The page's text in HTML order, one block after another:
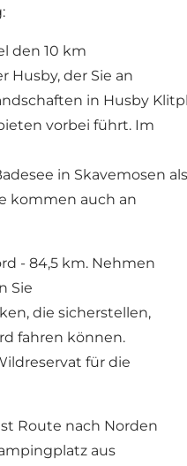
den 10 km
Husby, der Sie an
in Husby
vorbei führt. Im
in Skavemosen als
kommen auch an
- 84,5 km. Nehmen
Sie
die sicherstellen,
fahren können.
für die
Route nach Norden
aus